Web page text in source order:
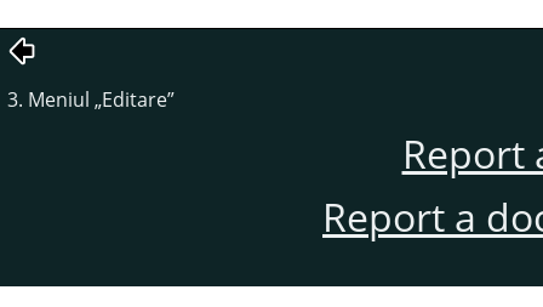
3. Meniul „Editare”
Report
Report a